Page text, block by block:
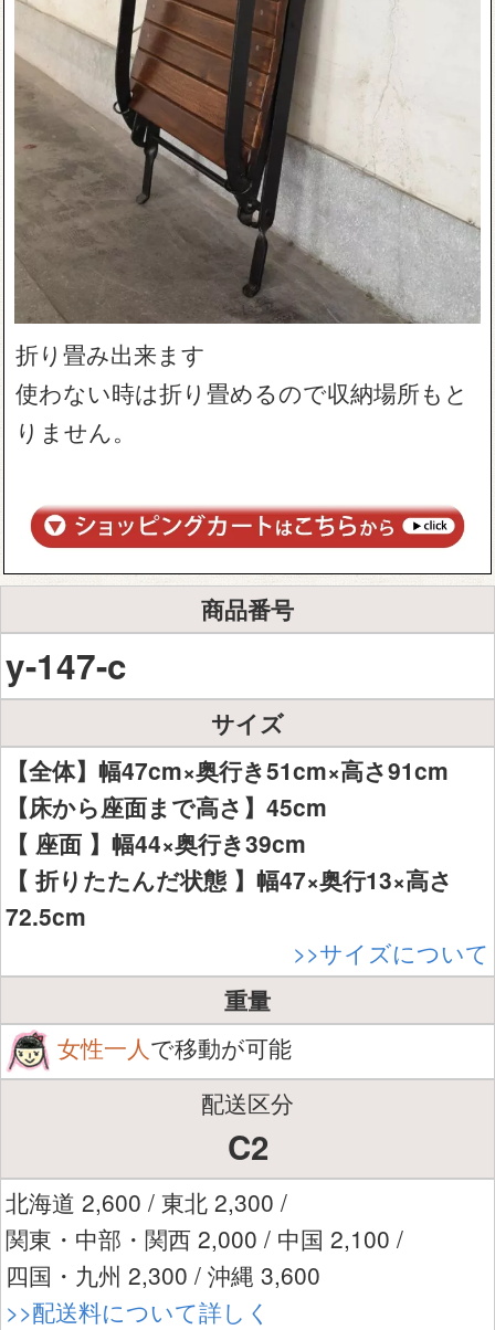
折り畳み出来ます
使わない時は折り畳めるので収納場所もと
りません。
商品番号
y-147-c
サイズ
【全体】幅47cm×奥行き51cm×高さ91cm
【床から座面まで高さ】45cm
【 座面 】幅44×奥行き39cm
【 折りたたんだ状態 】幅47×奥行13×高さ
72.5cm
>>サイズについて
重量
女性一人で移動が可能
配送区分
C2
北海道 2,600 / 東北 2,300 /
関東・中部・関西 2,000 / 中国 2,100 /
四国・九州 2,300 / 沖縄 3,600
>>配送料について詳しく